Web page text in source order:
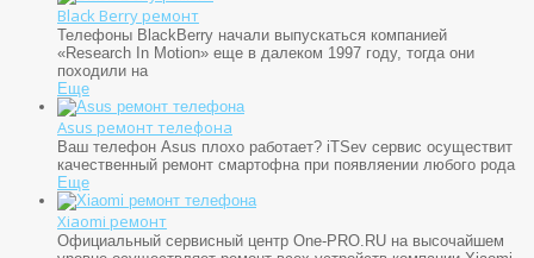
Black Berry ремонт
Телефоны BlackBerry начали выпускаться компанией
«Research In Motion» еще в далеком 1997 году, тогда они
походили на
Еще
Asus ремонт телефона
Ваш телефон Asus плохо работает? iTSev сервис осуществит
качественный ремонт смартофна при появляении любого рода
Еще
Xiaomi ремонт
Официальный сервисный центр One-PRO.RU на высочайшем